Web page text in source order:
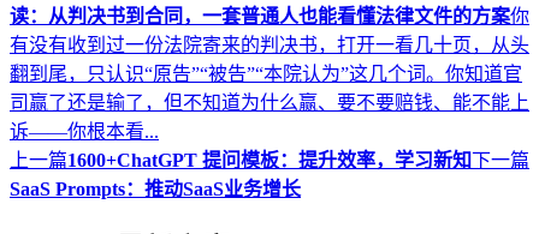
读：从判决书到合同，一套普通人也能看懂法律文件的方案你
有没有收到过一份法院寄来的判决书，打开一看几十页，从头
翻到尾，只认识“原告”“被告”“本院认为”这几个词。你知道官
司赢了还是输了，但不知道为什么赢、要不要赔钱、能不能上
诉——你根本看...
上一篇1600+ChatGPT 提问模板：提升效率，学习新知下一篇
SaaS Prompts：推动SaaS业务增长